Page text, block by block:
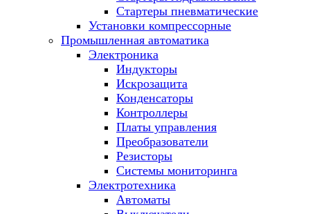
Стартеры пневматические
Установки компрессорные
Промышленная автоматика
Электроника
Индукторы
Искрозащита
Конденсаторы
Контроллеры
Платы управления
Преобразователи
Резисторы
Системы мониторинга
Электротехника
Автоматы